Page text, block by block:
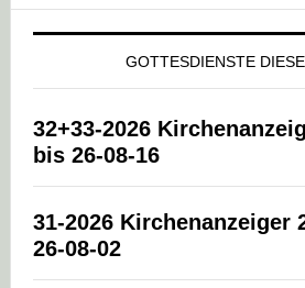
GOTTESDIENSTE
32+33-2026
bis 26-08-16
31-2026 Kirchenanzeiger
26-08-02